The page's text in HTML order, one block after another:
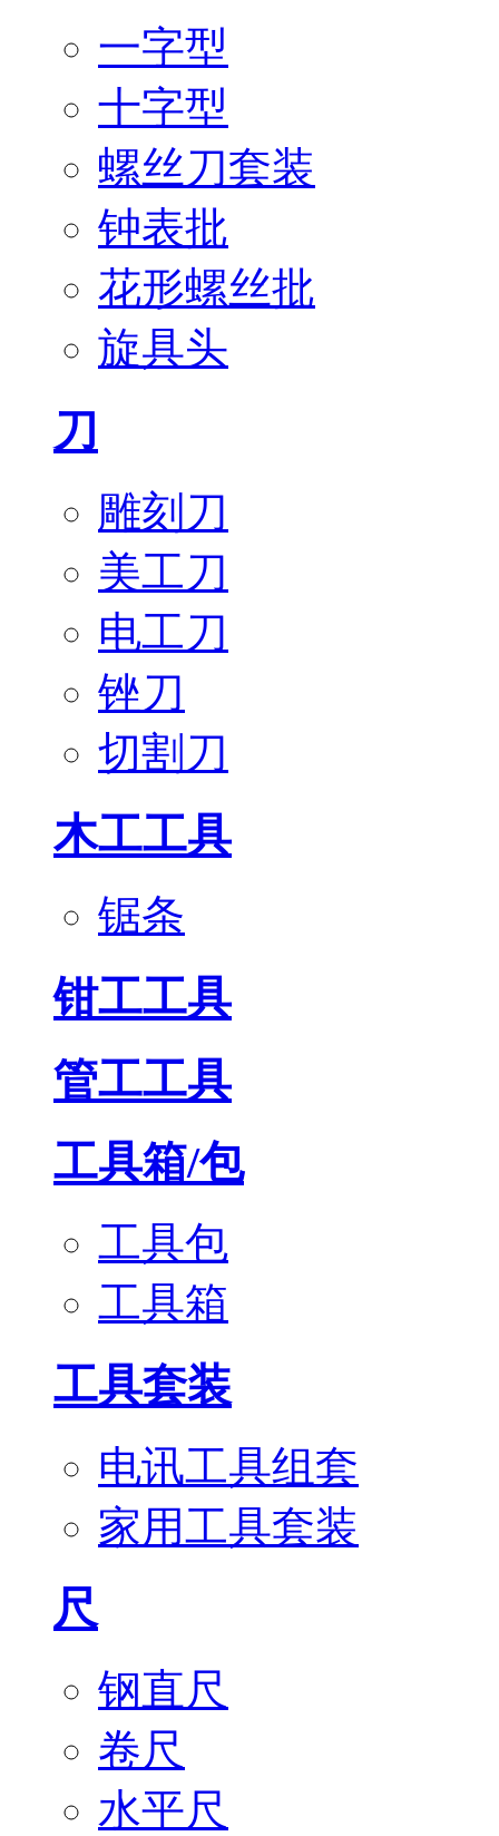
一字型
十字型
螺丝刀套装
钟表批
花形螺丝批
旋具头
刀
雕刻刀
美工刀
电工刀
锉刀
切割刀
木工工具
锯条
钳工工具
管工工具
工具箱/包
工具包
工具箱
工具套装
电讯工具组套
家用工具套装
尺
钢直尺
卷尺
水平尺